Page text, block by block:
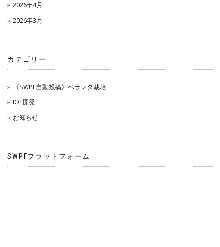
2026年4月
2026年3月
カテゴリー
《SWPF自動投稿》ベランダ栽培
IOT開発
お知らせ
SWPFプラットフォーム